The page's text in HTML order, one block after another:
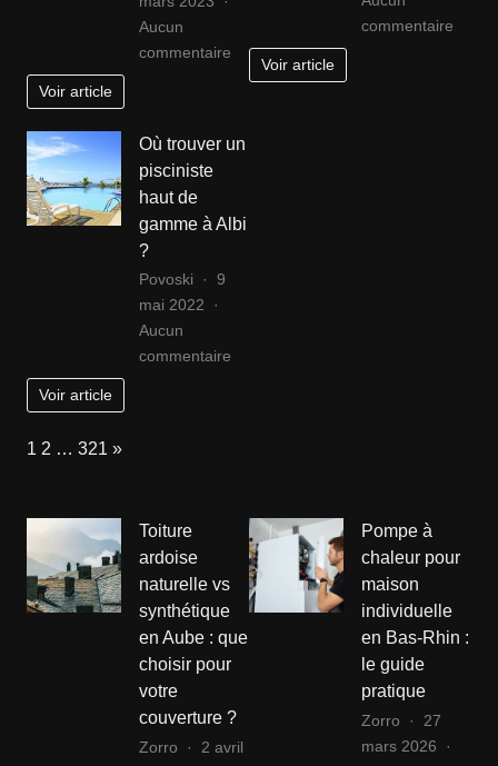
Aucun
commentairesur
Plaque
–
courantes
la
Voir article
commentaire
Voir article
Où trouver un
pisciniste
haut de
gamme à Albi
?
Povoski
9
mai 2022
Aucun
commentairesur
gamme
Albi
?
Voir article
Page:
1 2 … 321 Next
»
Toiture
ardoise
naturelle vs
synthétique
en Aube : que
choisir pour
votre
couverture ?
Zorro
2 avril
Pompe à
chaleur pour
maison
individuelle
en Bas-Rhin :
le guide
pratique
Zorro
27
mars 2026